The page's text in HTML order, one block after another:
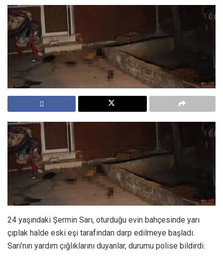
24 yaşındaki Şermin Sarı, oturduğu evin bahçesinde yarı
çıplak halde eski eşi tarafından darp edilmeye başladı.
Sarı’nın yardım çığlıklarını duyanlar, durumu polise bildirdi.